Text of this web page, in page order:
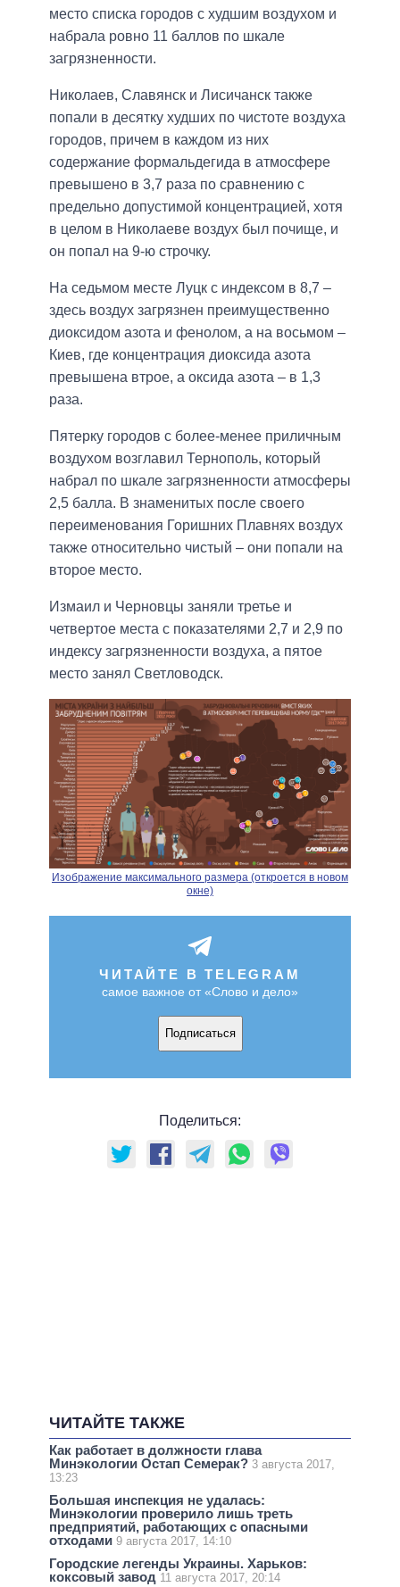
место списка городов с худшим воздухом и
набрала ровно 11 баллов по шкале
загрязненности.
Николаев, Славянск и Лисичанск также
попали в десятку худших по чистоте воздуха
городов, причем в каждом из них
содержание формальдегида в атмосфере
превышено в 3,7 раза по сравнению с
предельно допустимой концентрацией, хотя
в целом в Николаеве воздух был почище, и
он попал на 9-ю строчку.
На седьмом месте Луцк с индексом в 8,7 –
здесь воздух загрязнен преимущественно
диоксидом азота и фенолом, а на восьмом –
Киев, где концентрация диоксида азота
превышена втрое, а оксида азота – в 1,3
раза.
Пятерку городов с более-менее приличным
воздухом возглавил Тернополь, который
набрал по шкале загрязненности атмосферы
2,5 балла. В знаменитых после своего
переименования Горишних Плавнях воздух
также относительно чистый – они попали на
второе место.
Измаил и Черновцы заняли третье и
четвертое места с показателями 2,7 и 2,9 по
индексу загрязненности воздуха, а пятое
место занял Светловодск.
Изображение максимального размера (откроется в новом
окне)
ЧИТАЙТЕ В TELEGRAM
самое важное от «Слово и дело»
Подписаться
Поделиться:
ЧИТАЙТЕ ТАКЖЕ
Как работает в должности глава
Минэкологии Остап Семерак? 3 августа 2017,
13:23
Большая инспекция не удалась:
Минэкологии проверило лишь треть
предприятий, работающих с опасными
отходами 9 августа 2017, 14:10
Городские легенды Украины. Харьков:
коксовый завод 11 августа 2017, 20:14